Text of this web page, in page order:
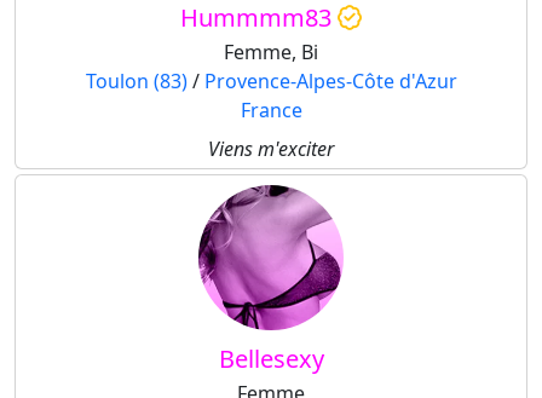
Hummmm83
Femme, Bi
Toulon (83)/ Provence-Alpes-Côte d'Azur
France
Viens m'exciter
Bellesexy